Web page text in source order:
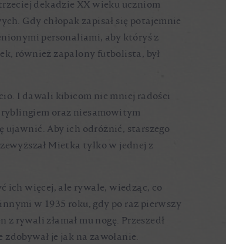
dekadzie XX wieku uczniom
Gdy chłopak zapisał się potajemnie
personaliami, aby któryś z
również zapalony futbolista, był
I dawali kibicom nie mniej radości
oraz niesamowitym
ujawnić. Aby ich odróżnić, starszego
Mietka tylko w jednej z
ich więcej, ale rywale, wiedząc, co
w 1935 roku, gdy po raz pierwszy
rywali złamał mu nogę. Przeszedł
je jak na zawołanie.